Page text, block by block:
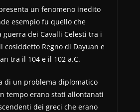
un fenomeno inedito
esempio fu quello che
guerra dei Cavalli Celesti tra i
cosiddetto Regno di Dayuan e
tra il 104 e il 102 a.C.
di un problema diplomatico
tempo erano stati allontanati
dei greci che erano